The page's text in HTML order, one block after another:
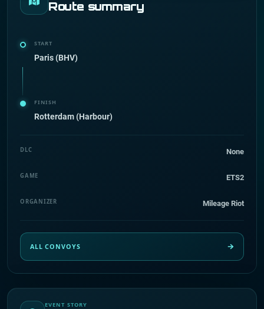
EVENT STORY
Route summary
START
Paris (BHV)
FINISH
Rotterdam (Harbour)
DLC None
GAME ETS2
ORGANIZER Mileage Riot
ALL CONVOYS